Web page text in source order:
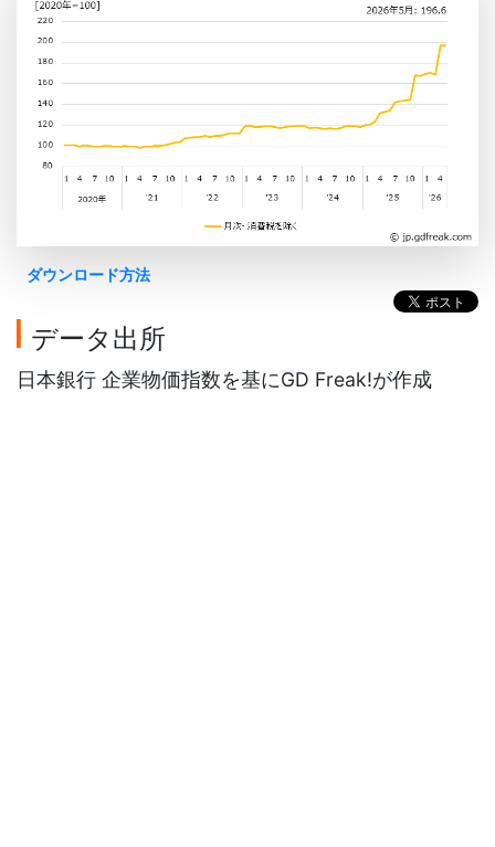
ダウンロード方法
データ出所
日本銀行 企業物価指数を基にGD Freak!が作成